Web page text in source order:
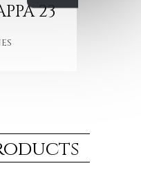
23